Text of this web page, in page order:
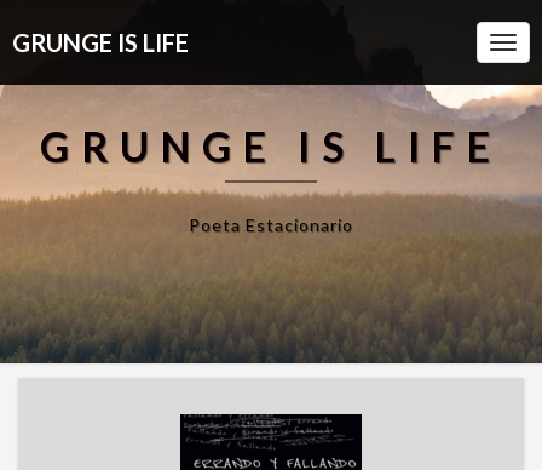
GRUNGE IS LIFE
GRUNGE IS LIFE
Poeta Estacionario